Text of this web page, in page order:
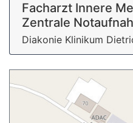
Facharzt Innere
Zentrale
Diakonie Klinikum